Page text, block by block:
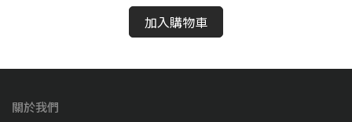
加入購物車
關於我們